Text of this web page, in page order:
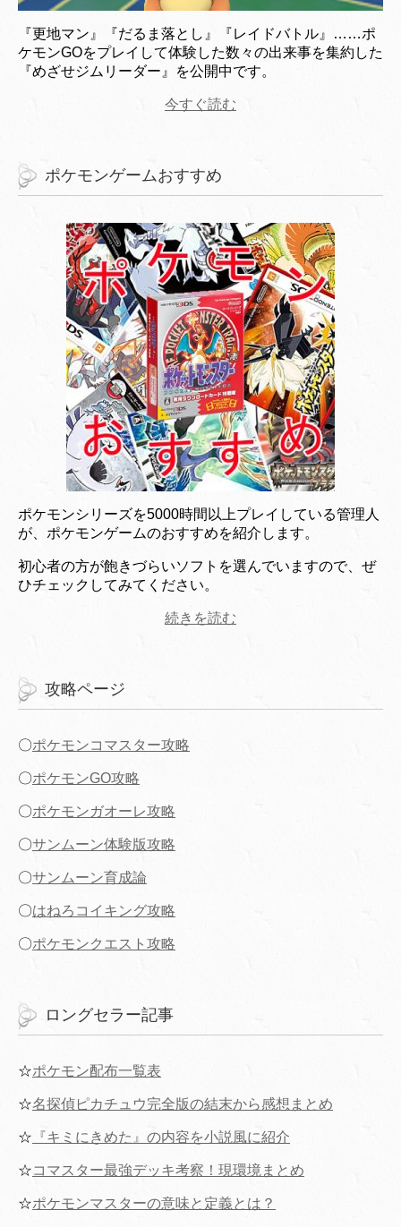
『更地マン』『だるま落とし』『レイドバトル』……ポ
ケモンGOをプレイして体験した数々の出来事を集約した
『めざせジムリーダー』を公開中です。
今すぐ読む
ポケモンゲームおすすめ
ポケモンシリーズを5000時間以上プレイしている管理人
が、ポケモンゲームのおすすめを紹介します。
初心者の方が飽きづらいソフトを選んでいますので、ぜ
ひチェックしてみてください。
続きを読む
攻略ページ
〇ポケモンコマスター攻略
〇ポケモンGO攻略
〇ポケモンガオーレ攻略
〇サンムーン体験版攻略
〇サンムーン育成論
〇はねろコイキング攻略
〇ポケモンクエスト攻略
ロングセラー記事
☆ポケモン配布一覧表
☆名探偵ピカチュウ完全版の結末から感想まとめ
☆ 『キミにきめた』の内容を小説風に紹介
☆コマスター最強デッキ考察！現環境まとめ
☆ポケモンマスターの意味と定義とは？